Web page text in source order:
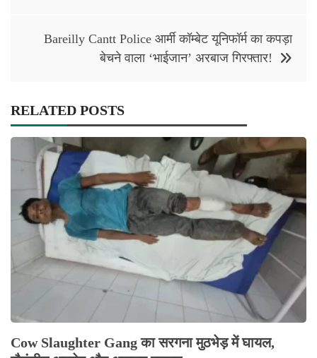
Bareilly Cantt Police आर्मी कॉम्बेट यूनिफॉर्म का कपड़ा
बेचने वाला ‘भाईजान’ अरबाज गिरफ्तार!
RELATED POSTS
Cow Slaughter Gang का सरगना मुठभेड़ में घायल,